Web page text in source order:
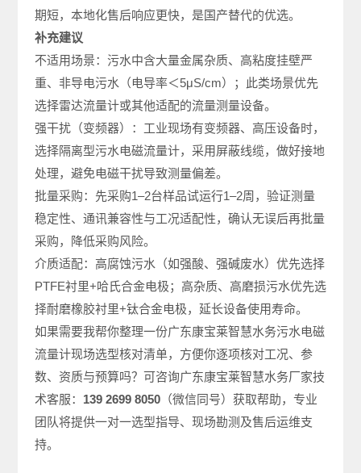
期短，本地化售后响应更快，是国产替代的优选。
补充建议
不适用场景：污水中含大量金属杂质、高粘度挂壁严
重、非导电污水（电导率＜5μS/cm）；此类场景优先
选择雷达流量计或其他适配的流量测量设备。
强干扰（变频器）：工业现场有变频器、高压设备时，
选择隔离型污水电磁流量计，采用屏蔽线缆，做好接地
处理，避免电磁干扰导致测量偏差。
批量采购：先采购1–2台样品试运行1–2周，验证测量
稳定性、通讯兼容性与工况适配性，确认无误后再批量
采购，降低采购风险。
介质适配：高腐蚀污水（如强酸、强碱废水）优先选择
PTFE衬里+哈氏合金电极；高杂质、高磨损污水优先选
择耐磨橡胶衬里+钛合金电极，延长设备使用寿命。
如果需要我帮你整理一份广东康宝莱智慧水务污水电磁
流量计现场选型核对清单，方便你逐项核对工况、参
数、资质与预算吗？可咨询广东康宝莱智慧水务厂家​技
术客服： 139 2699 8050（微信同号）获取帮助，专业
团队将提供一对一选型指导、现场勘测及售后运维支
持。